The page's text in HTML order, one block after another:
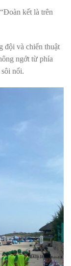
kết là trên
đội và chiến thuật
ngớt từ phía
nổi.